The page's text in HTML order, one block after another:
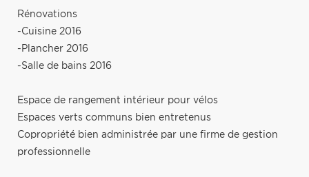
Rénovations
-Cuisine 2016
-Plancher 2016
-Salle de bains 2016
Espace de rangement intérieur pour vélos
Espaces verts communs bien entretenus
Copropriété bien administrée par une firme de gestion
professionnelle